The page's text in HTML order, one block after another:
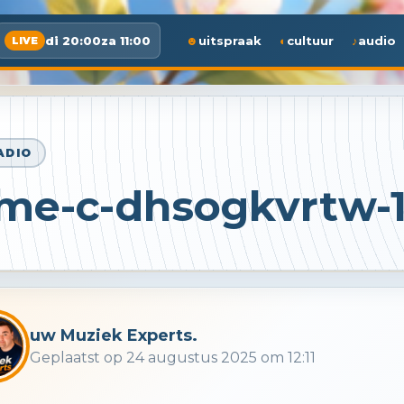
LIVE di 20:00za 11:00 uitspraak cultuur audio
c-dhsogkvrtw-
uw Muziek Experts.
Geplaatst op 24 augustus 2025 om 12:11